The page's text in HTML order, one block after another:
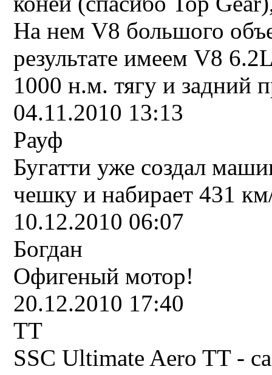
На нем V8 большого
результате имеем V8
1000 н.м. тягу и задний
04.11.2010 13:13
Рауф
Бугатти уже создал
чешку и набирает 431
10.12.2010 06:07
Богдан
Офигеный мотор!
20.12.2010 17:40
TT
SSC Ultimate Aero TT -